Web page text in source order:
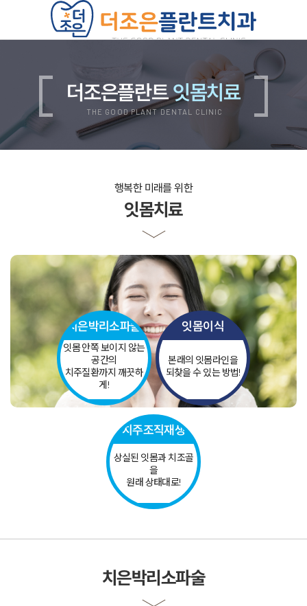
진료비안내
둘러보기
오시는길
더조은플란트의 특별함
자연치아 보존 원칙
위생적인 멸균, 소독
임플란트
무치악 임플란트
재수술 임플란트
뼈이식 임플란트
보험 임플란트
치아교정
치아교정 QnA
부정교합 자가진단
돌출입 교정
덧니 교정
개방교합 교정
과개교합 교정
주걱턱 교정
부분 교정
장치별 교정치료
일반진료
자연치아살리기
보철치료
신경치료
충치치료
잇몸치료
스케일링
구강검진
턱관절
진단과 치료
커뮤니티
더조은칼럼
자주 묻는 질문
더조은플란트잇몸치료
THE GOOD PLANT DENTAL CLINIC
행복한 미래를 위한
잇몸치료
치은박리소파술
잇몸 안쪽 보이지 않는
공간의
치주질환까지 깨끗하
게!
잇몸이식
본래의 잇몸라인을
되찾을 수 있는 방법!
치주조직재생
상실된 잇몸과 치조골
을
원래 상태대로!
치은박리소파술